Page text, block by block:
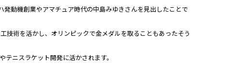
動機創業やアマチュア時代の中島みゆきさんを見出したことで
技術を活かし、オリンピックで金メダルを取ることもあったそう
ニスラケット開発に活かされます。